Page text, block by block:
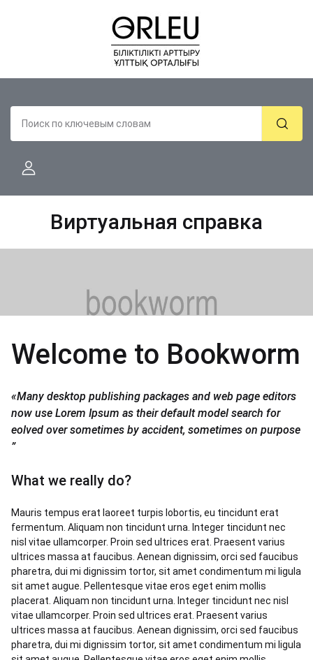
Виртуальная справка
Welcome to Bookworm
«Many desktop publishing packages and web page editors
now use Lorem Ipsum as their default model search for
eolved over sometimes by accident, sometimes on purpose
”
What we really do?
Mauris tempus erat laoreet turpis lobortis, eu tincidunt erat
fermentum. Aliquam non tincidunt urna. Integer tincidunt nec
nisl vitae ullamcorper. Proin sed ultrices erat. Praesent varius
ultrices massa at faucibus. Aenean dignissim, orci sed faucibus
pharetra, dui mi dignissim tortor, sit amet condimentum mi ligula
sit amet augue. Pellentesque vitae eros eget enim mollis
placerat. Aliquam non tincidunt urna. Integer tincidunt nec nisl
vitae ullamcorper. Proin sed ultrices erat. Praesent varius
ultrices massa at faucibus. Aenean dignissim, orci sed faucibus
pharetra, dui mi dignissim tortor, sit amet condimentum mi ligula